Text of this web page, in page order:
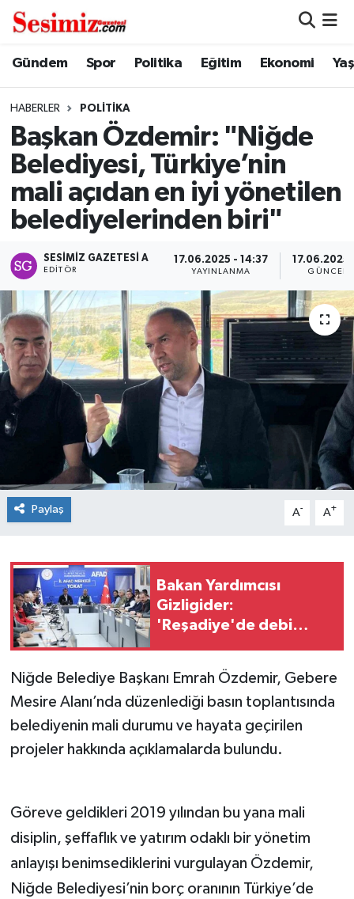
Gündem Spor Politika Eğitim Ekonomi
HABERLER POLITIKA
Başkan Özdemir: "Niğde
Belediyesi, Türkiye’nin
mali açıdan en iyi yönetilen
belediyelerinden biri"
SESIMIZ GAZETESI A
EDITÖR
17.06.2025 - 14:37
YAYINLANMA
17.06.2025
Paylaş A- A+
Bakan Yardımcısı
Gizligider:
'Reşadiye'de debi
Niksar'da ise 479
metreküpe ulaştı'
Niğde Belediye Başkanı Emrah Özdemir, Gebere
Mesire Alanı’nda düzenlediği basın toplantısında
belediyenin mali durumu ve hayata geçirilen
projeler hakkında açıklamalarda bulundu.
Göreve geldikleri 2019 yılından bu yana mali
disiplin, şeffaflık ve yatırım odaklı bir yönetim
anlayışı benimsediklerini vurgulayan Özdemir,
Niğde Belediyesi’nin borç oranının Türkiye’de
Dünya
Ekonomi
Genel
Gündem
Magazin
Politika
Sağlık
Spor
Teknoloji
Tokat Haberleri
Yaşam
Nöbetçi Eczaneler
Hava Durumu
Namaz Vakitleri
Trafik Durumu
Süper Lig Puan Durumu ve Fikstür
Tüm Manşetler
Son Dakika Haberleri
Haber Arşivi